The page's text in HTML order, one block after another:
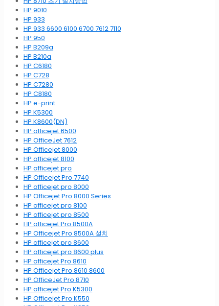
HP 9010
HP 933
HP 933 6600 6100 6700 7612 7110
HP 950
HP B209a
HP B210a
HP C6180
HP C728
HP C7280
HP C8180
HP e-print
HP K5300
HP K8600(DN)
HP officejet 6500
HP OfficeJet 7612
HP Officejet 8000
HP officejet 8100
HP officejet pro
HP Officejet Pro 7740
HP officejet pro 8000
HP Officejet Pro 8000 Series
HP officejet pro 8100
HP officejet pro 8500
HP officejet Pro 8500A
HP Officejet Pro 8500A 설치
HP officejet pro 8600
HP officejet pro 8600 plus
HP officejet Pro 8610
HP Officejet Pro 8610 8600
HP OfficeJet Pro 8710
HP officejet Pro K5300
HP Officejet Pro K550